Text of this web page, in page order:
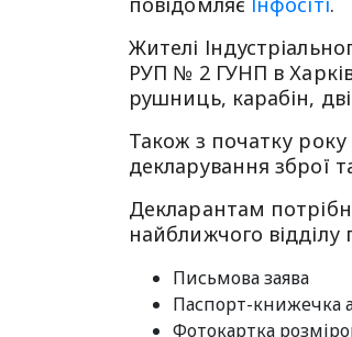
Жителі
РУП № 2 ГУНП в
рушниць, карабін,
Також з початку
декларування зброї
Декларантам
найближчого відділу
Письмова заява
Паспорт-книжечка
Фотокартка